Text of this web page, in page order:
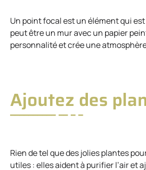
Un point focal est un élément qui
peut être un mur avec un papier
personnalité et crée une
Ajoutez des
Rien de tel que des jolies plantes
utiles : elles aident à purifier l’air et